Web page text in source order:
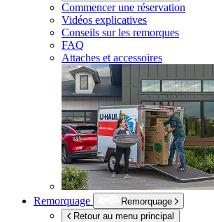
Commencer une réservation
Vidéos explicatives
Conseils sur les remorques
FAQ
Attaches et accessoires
Remorquage
Remorquage
Retour au menu principal